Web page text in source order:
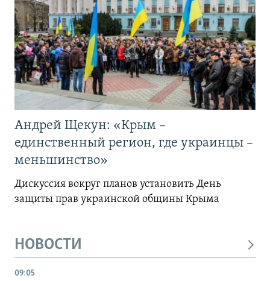
Андрей Щекун: «Крым –
единственный регион, где украинцы –
меньшинство»
Дискуссия вокруг планов установить День
защиты прав украинской общины Крыма
НОВОСТИ
09:05